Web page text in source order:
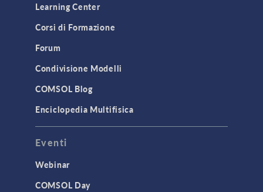
Learning Center
Corsi di Formazione
Forum
Condivisione Modelli
COMSOL Blog
Enciclopedia Multifisica
Eventi
Webinar
COMSOL Day